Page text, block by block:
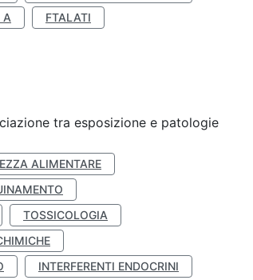
A
FTALATI
tra esposizione e patologie
ALIMENTARE
TOSSICOLOGIA
INTERFERENTI ENDOCRINI